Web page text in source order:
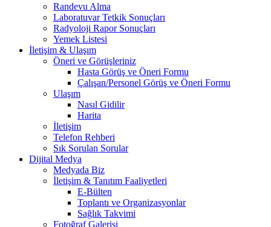
Randevu Alma
Laboratuvar Tetkik Sonuçları
Radyoloji Rapor Sonuçları
Yemek Listesi
İletişim & Ulaşım
Öneri ve Görüşleriniz
Hasta Görüş ve Öneri Formu
Çalışan/Personel Görüş ve Öneri Formu
Ulaşım
Nasıl Gidilir
Harita
İletişim
Telefon Rehberi
Sık Sorulan Sorular
Dijital Medya
Medyada Biz
İletişim & Tanıtım Faaliyetleri
E-Bülten
Toplantı ve Organizasyonlar
Sağlık Takvimi
Fotoğraf Galerisi